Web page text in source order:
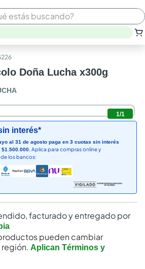
Doña Lucha x300g
1/1
interés*
al 31 de agosto paga en 3 cuotas sin interés
Aplica para compras online y
los bancos:
facturado y entregado por
pueden cambiar
Aplican Términos y